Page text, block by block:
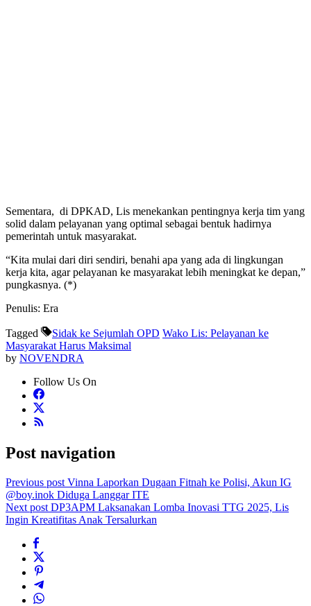
Sementara, di DPKAD, Lis menekankan pentingnya kerja tim yang
solid dalam pelayanan yang optimal sebagai bentuk hadirnya
pemerintah untuk masyarakat.
“Kita mulai dari diri sendiri, benahi apa yang ada di lingkungan
kerja kita, agar pelayanan ke masyarakat lebih meningkat ke depan,”
pungkasnya. (*)
Penulis: Era
Tagged Sidak ke Sejumlah OPD Wako Lis: Pelayanan ke
Masyarakat Harus Maksimal
by NOVENDRA
Follow Us On
Post navigation
Previous post Vinna Laporkan Dugaan Fitnah ke Polisi, Akun IG
@boy.inok Diduga Langgar ITE
Next post DP3APM Laksanakan Lomba Inovasi TTG 2025, Lis
Ingin Kreatifitas Anak Tersalurkan